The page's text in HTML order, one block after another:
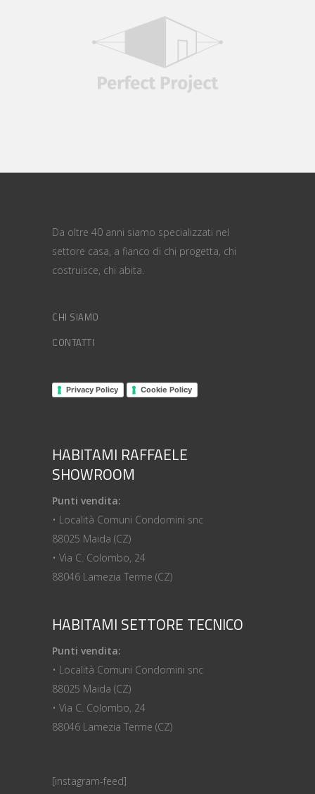
Da oltre 40 anni siamo specializzati nel
settore casa, a fianco di chi progetta, chi
costruisce, chi abita.
CHI SIAMO
CONTATTI
Privacy Policy Cookie Policy
HABITAMI RAFFAELE
SHOWROOM
Punti vendita:
• Località Comuni Condomini snc
88025 Maida (CZ)
• Via C. Colombo, 24
88046 Lamezia Terme (CZ)
HABITAMI SETTORE TECNICO
Punti vendita:
• Località Comuni Condomini snc
88025 Maida (CZ)
• Via C. Colombo, 24
88046 Lamezia Terme (CZ)
[instagram-feed]